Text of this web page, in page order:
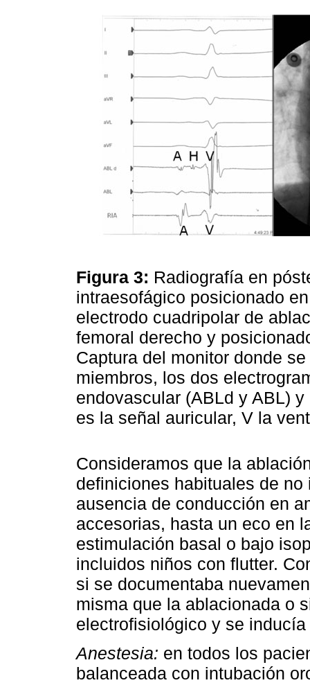
Figura 3: Radiografía en
intraesofágico posicionado
electrodo cuadripolar de
femoral derecho y
Captura del monitor donde
miembros, los dos
endovascular (ABLd y ABL)
es la señal auricular, V la
Consideramos que la
definiciones habituales de
ausencia de conducción en
accesorias, hasta un eco en
estimulación basal o bajo
incluidos niños con flutter.
si se documentaba
misma que la ablacionada o
electrofisiológico y se
Anestesia: en todos los
balanceada con intubación